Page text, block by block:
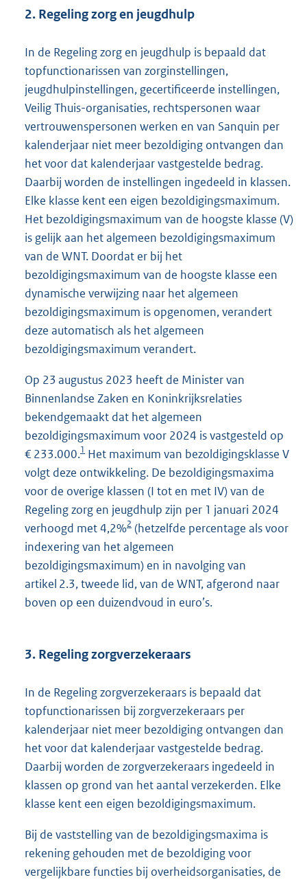
2. Regeling zorg en jeugdhulp
In de Regeling zorg en jeugdhulp is bepaald dat
topfunctionarissen van zorginstellingen,
jeugdhulpinstellingen, gecertificeerde instellingen,
Veilig Thuis-organisaties, rechtspersonen waar
vertrouwenspersonen werken en van Sanquin per
kalenderjaar niet meer bezoldiging ontvangen dan
het voor dat kalenderjaar vastgestelde bedrag.
Daarbij worden de instellingen ingedeeld in klassen.
Elke klasse kent een eigen bezoldigingsmaximum.
Het bezoldigingsmaximum van de hoogste klasse (V)
is gelijk aan het algemeen bezoldigingsmaximum
van de WNT. Doordat er bij het
bezoldigingsmaximum van de hoogste klasse een
dynamische verwijzing naar het algemeen
bezoldigingsmaximum is opgenomen, verandert
deze automatisch als het algemeen
bezoldigingsmaximum verandert.
Op 23 augustus 2023 heeft de Minister van
Binnenlandse Zaken en Koninkrijksrelaties
bekendgemaakt dat het algemeen
bezoldigingsmaximum voor 2024 is vastgesteld op
€ 233.000.1 Het maximum van bezoldigingsklasse V
volgt deze ontwikkeling. De bezoldigingsmaxima
voor de overige klassen (I tot en met IV) van de
Regeling zorg en jeugdhulp zijn per 1 januari 2024
verhoogd met 4,2%2 (hetzelfde percentage als voor
indexering van het algemeen
bezoldigingsmaximum) en in navolging van
artikel 2.3, tweede lid, van de WNT, afgerond naar
boven op een duizendvoud in euro’s.
3. Regeling zorgverzekeraars
In de Regeling zorgverzekeraars is bepaald dat
topfunctionarissen bij zorgverzekeraars per
kalenderjaar niet meer bezoldiging ontvangen dan
het voor dat kalenderjaar vastgestelde bedrag.
Daarbij worden de zorgverzekeraars ingedeeld in
klassen op grond van het aantal verzekerden. Elke
klasse kent een eigen bezoldigingsmaximum.
Bij de vaststelling van de bezoldigingsmaxima is
rekening gehouden met de bezoldiging voor
vergelijkbare functies bij overheidsorganisaties, de